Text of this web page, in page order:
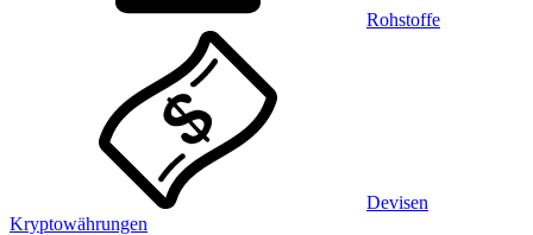
Rohstoffe
Devisen
Kryptowährungen